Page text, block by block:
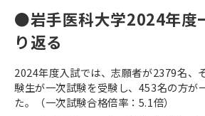
●岩手医科大学2024年度
り返る
2024年度入試では、志願者が2379名、
験生が一次試験を受験し、453名の方が
た。（一次試験合格倍率：5.1倍）